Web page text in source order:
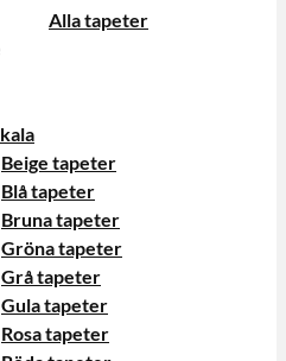
Alla tapeter
Beige tapeter
Blå tapeter
Bruna tapeter
Gröna tapeter
Grå tapeter
Gula tapeter
Rosa tapeter